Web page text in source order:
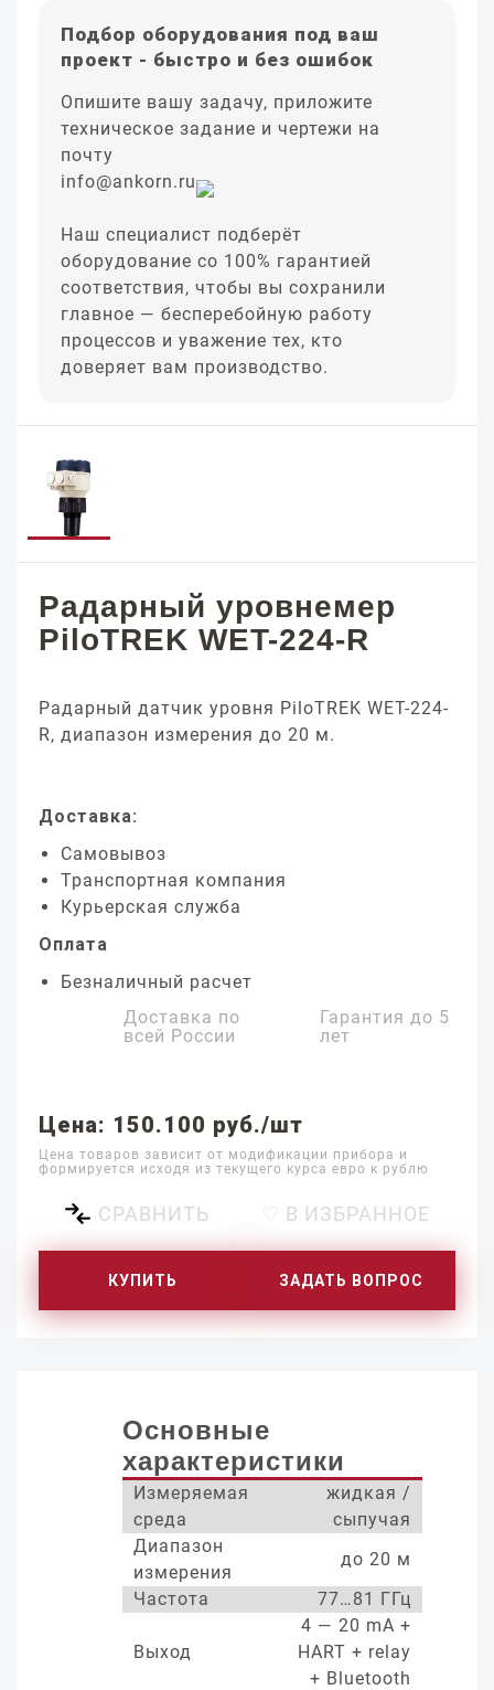
Подбор оборудования под ваш
проект - быстро и без ошибок
Опишите вашу задачу, приложите
техническое задание и чертежи на
почту
info@ankorn.ru
Наш специалист подберёт
оборудование со 100% гарантией
соответствия, чтобы вы сохранили
главное — бесперебойную работу
процессов и уважение тех, кто
доверяет вам производство.
Радарный уровнемер
PiloTREK WET-224-R
Радарный датчик уровня PiloTREK WET-224-
R, диапазон измерения до 20 м.
Доставка:
Самовывоз
Транспортная компания
Курьерская служба
Оплата
Безналичный расчет
Доставка по
всей России
Гарантия до 5
лет
Цена: 150.100 руб./шт
Цена товаров зависит от модификации прибора и
формируется исходя из текущего курса евро к рублю
СРАВНИТЬ ♡ В ИЗБРАННОЕ
КУПИТЬ ЗАДАТЬ ВОПРОС
Основные
характеристики
Измеряемая
среда
жидкая /
сыпучая
Диапазон
измерения
до 20 м
Частота
77…81 ГГц
Выход
4 — 20 mA +
HART + relay
+ Bluetooth